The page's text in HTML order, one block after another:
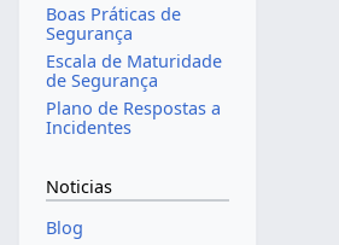
Boas Práticas de
Segurança
Escala de Maturidade
de Segurança
Plano de Respostas a
Incidentes
Noticias
Blog